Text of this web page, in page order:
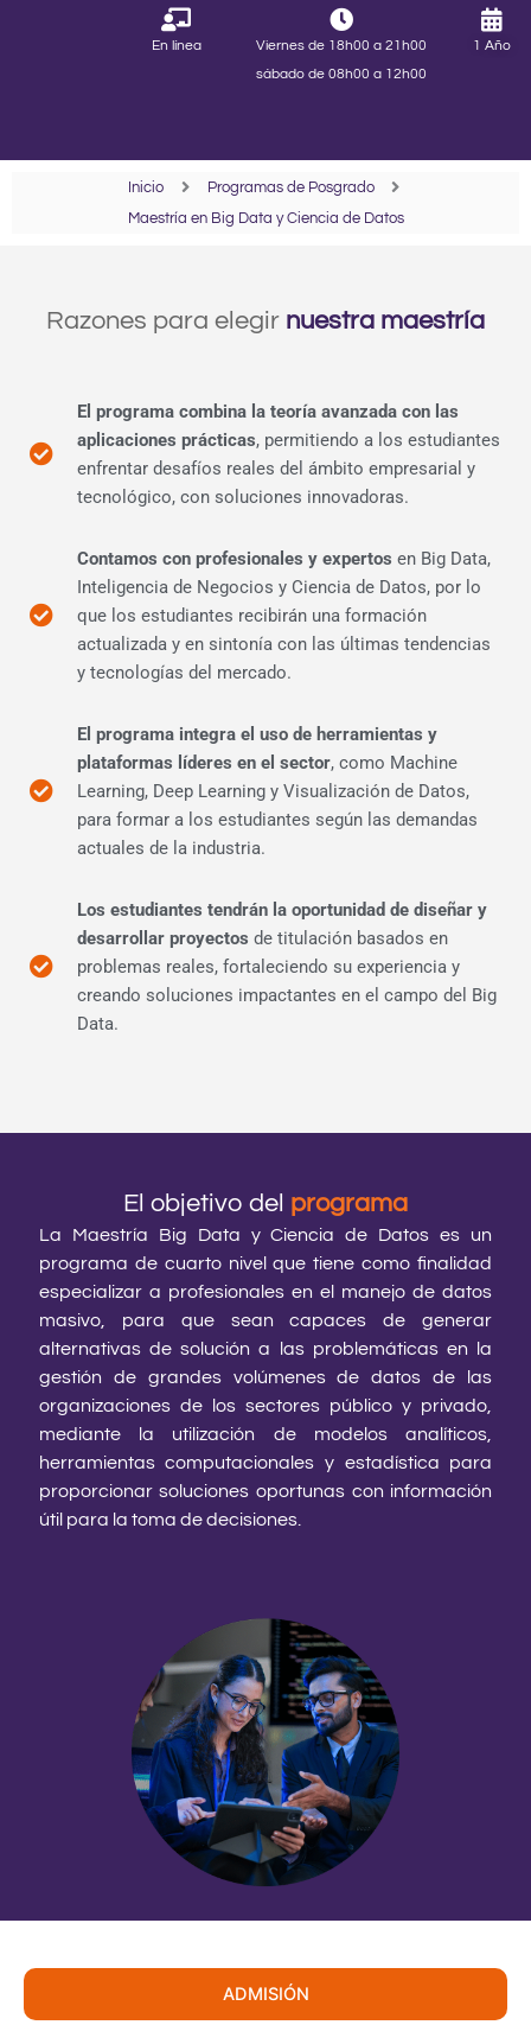
En línea
Viernes de 18h00 a 21h00
sábado de 08h00 a 12h00
1 Año
Inicio
Programas de Posgrado
Maestría en Big Data y Ciencia de Datos
Razones para elegir nuestra maestría
El programa combina la teoría avanzada con las
aplicaciones prácticas, permitiendo a los estudiantes
enfrentar desafíos reales del ámbito empresarial y
tecnológico, con soluciones innovadoras.
Contamos con profesionales y expertos en Big Data,
Inteligencia de Negocios y Ciencia de Datos, por lo
que los estudiantes recibirán una formación
actualizada y en sintonía con las últimas tendencias
y tecnologías del mercado.
El programa integra el uso de herramientas y
plataformas líderes en el sector, como Machine
Learning, Deep Learning y Visualización de Datos,
para formar a los estudiantes según las demandas
actuales de la industria.
Los estudiantes tendrán la oportunidad de diseñar y
desarrollar proyectos de titulación basados en
problemas reales, fortaleciendo su experiencia y
creando soluciones impactantes en el campo del Big
Data.
El objetivo del programa
La Maestría Big Data y Ciencia de Datos es un
programa de cuarto nivel que tiene como finalidad
especializar a profesionales en el manejo de datos
masivo, para que sean capaces de generar
alternativas de solución a las problemáticas en la
gestión de grandes volúmenes de datos de las
organizaciones de los sectores público y privado,
mediante la utilización de modelos analíticos,
herramientas computacionales y estadística para
proporcionar soluciones oportunas con información
útil para la toma de decisiones.
ADMISIÓN